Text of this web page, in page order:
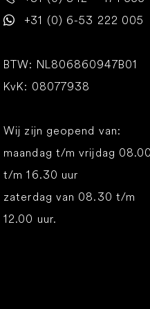
+31 (0) 6-53 222 005
BTW: NL806860947B01
KvK: 08077938
Wij zijn geopend van:
maandag t/m vrijdag
t/m 16.30 uur
zaterdag van 08.30 t/m
12.00 uur.